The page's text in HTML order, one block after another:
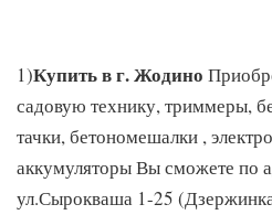
1)Купить в г. Жодино
садовую технику, триммеры,
тачки, бетономешалки ,
аккумуляторы Вы сможете по
ул.Сырокваша 1-25